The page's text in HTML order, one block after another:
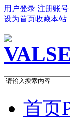
用户登录 注册账号
设为首页收藏本站
首页